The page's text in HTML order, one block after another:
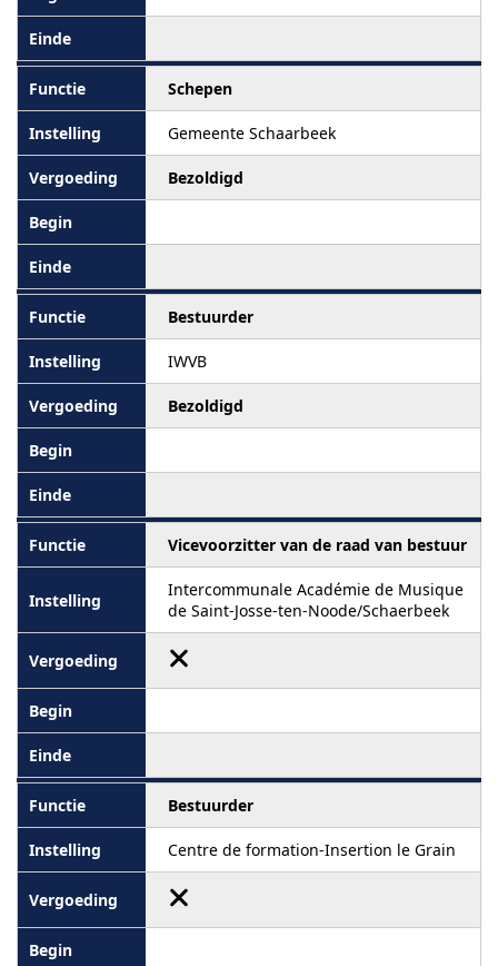
Schepen
Gemeente Schaarbeek
Bezoldigd
Bestuurder
IWVB
Bezoldigd
Vicevoorzitter van de raad van bestuur
Intercommunale Académie de Musique
de Saint-Josse-ten-Noode/Schaerbeek
Bestuurder
Centre de formation-Insertion le Grain